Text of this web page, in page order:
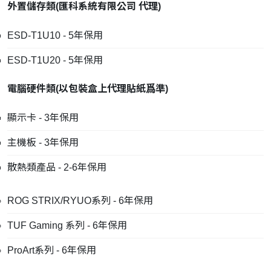
外置儲存類(匯科系統有限公司 代理)
ESD-T1U10 - 5年保用
ESD-T1U20 - 5年保用
電腦硬件類(以包裝盒上代理貼紙爲準)
顯示卡 - 3年保用
主機板 - 3年保用
散熱類產品 - 2-6年保用
ROG STRIX/RYUO系列 - 6年保用
TUF Gaming 系列 - 6年保用
ProArt系列 - 6年保用